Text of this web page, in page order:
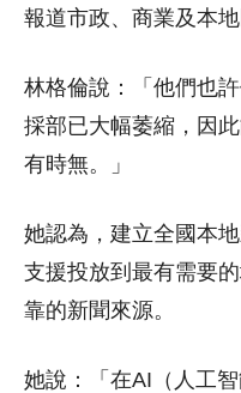
報道市政、商業及本地
林格倫說：「他們也
採部已大幅萎縮，因
有時無。」
她認為，建立全國本
支援投放到最有需要
靠的新聞來源。
她說：「在AI（人工